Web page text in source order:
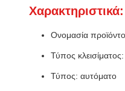
Χαρακτηριστικά:
Ονομασία
Τύπος
Τύπος: αυτόματο